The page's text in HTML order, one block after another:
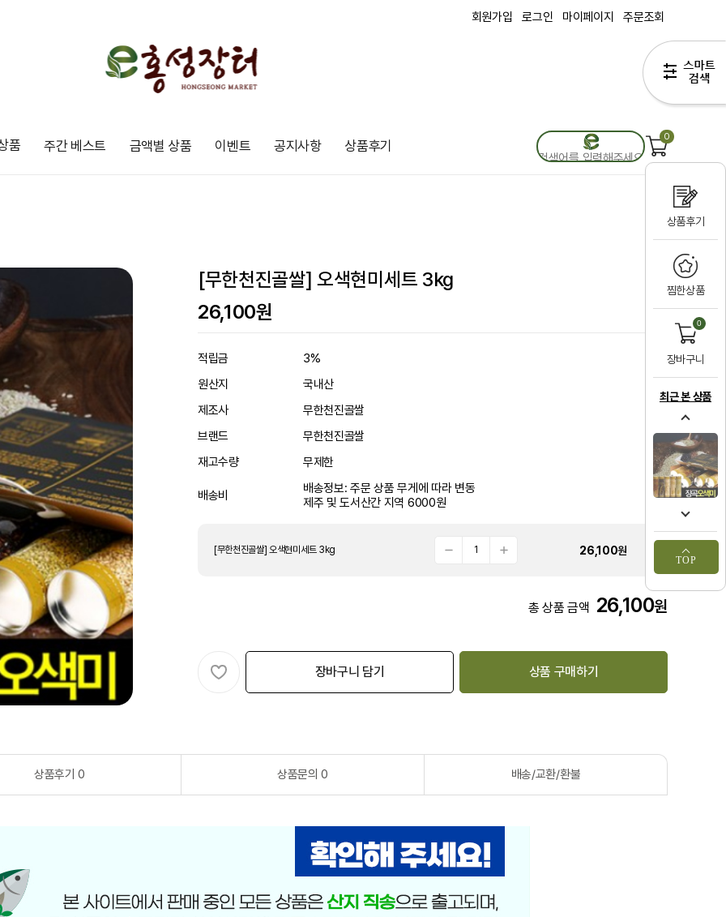
상품후기
찜한상품
0
장바구니
최근 본 상품
TOP
회원가입 로그인 마이페이지 주문조회
품 주간 베스트 금액별 상품 이벤트 공지사항 상품후기
0
[무한천진골쌀] 오색현미세트 3kg
26,100원
적립금
3%
원산지
국내산
제조사
무한천진골쌀
브랜드
무한천진골쌀
재고수량
무제한
배송비
배송정보: 주문 상품 무게에 따라 변동
제주 및 도서산간 지역 6000원
[무한천진골쌀] 오색현미세트 3kg 26,100원
총 상품 금액 26,100원
장바구니 담기 상품 구매하기
상품후기 0 상품문의 0 배송/교환/환불